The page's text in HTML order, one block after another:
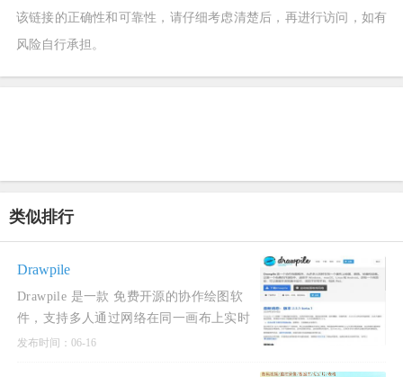
该链接的正确性和可靠性，请仔细考虑清楚后，再进行访问，如有
风险自行承担。
类似排行
Drawpile
Drawpile 是一款 免费开源的协作绘图软
件，支持多人通过网络在同一画布上实时
共同创作。它兼具传统绘图工具与实时协
发布时间：06-16